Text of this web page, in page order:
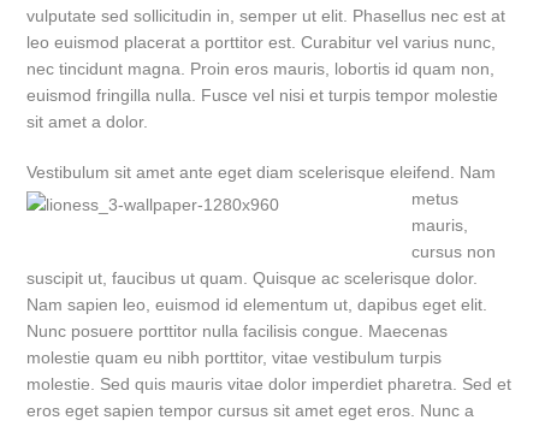
vulputate sed sollicitudin in, semper ut elit. Phasellus nec est at
leo euismod placerat a porttitor est. Curabitur vel varius nunc,
nec tincidunt magna. Proin eros mauris, lobortis id quam non,
euismod fringilla nulla. Fusce vel nisi et turpis tempor molestie
sit amet a dolor.
Vestibulum sit amet ante eget diam scelerisque eleifend. Nam
metus
mauris,
cursus non
suscipit ut, faucibus ut quam. Quisque ac scelerisque dolor.
Nam sapien leo, euismod id elementum ut, dapibus eget elit.
Nunc posuere porttitor nulla facilisis congue. Maecenas
molestie quam eu nibh porttitor, vitae vestibulum turpis
molestie. Sed quis mauris vitae dolor imperdiet pharetra. Sed et
eros eget sapien tempor cursus sit amet eget eros. Nunc a